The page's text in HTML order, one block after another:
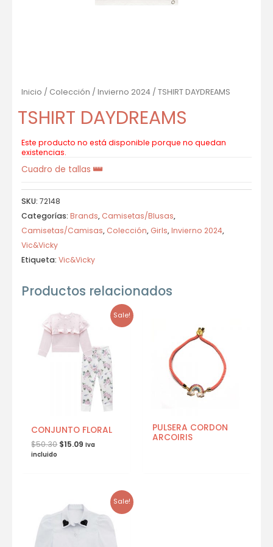
Inicio / Colección / Invierno 2024 / TSHIRT DAYDREAMS
TSHIRT DAYDREAMS
Este producto no está disponible porque no quedan
existencias.
Cuadro de tallas
SKU: 72148
Categorías: Brands, Camisetas/Blusas,
Camisetas/Camisas, Colección, Girls,Invierno 2024,
Vic&Vicky
Etiqueta: Vic&Vicky
Productos relacionados
Sale!
CONJUNTO FLORAL
$50.30 $15.09 Iva
incluido
PULSERA CORDON
ARCOIRIS
Sale!